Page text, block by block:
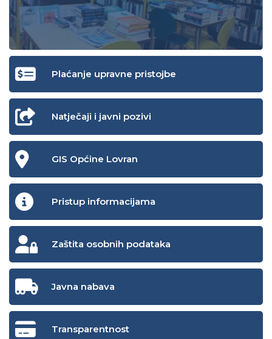
Plaćanje upravne pristojbe
Natječaji i javni pozivi
GIS Općine Lovran
Pristup informacijama
Zaštita osobnih podataka
Javna nabava
Transparentnost